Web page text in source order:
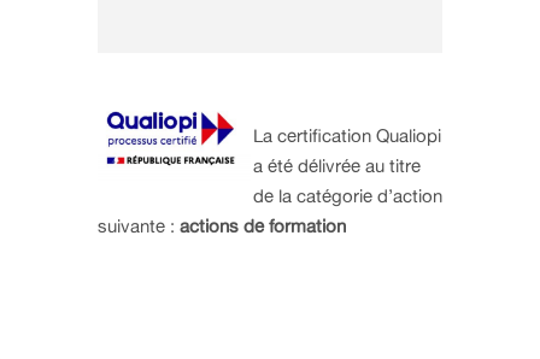
La certification Qualiopi
a été délivrée au titre
de la catégorie d’action
suivante : actions de formation